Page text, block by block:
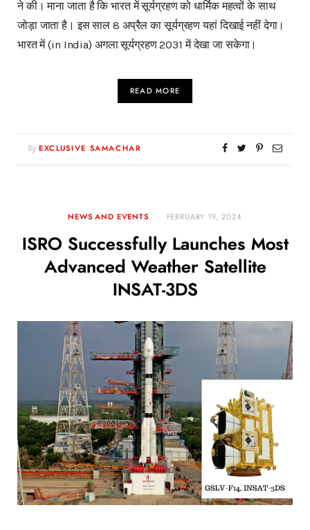
ने की। माना जाता है कि भारत में सूर्यग्रहण को धार्मिक महत्वों के साथ
जोड़ा जाता है। इस साल 8 अप्रैल का सूर्यग्रहण यहां दिखाई नहीं देगा।
भारत में (in India) अगला सूर्यग्रहण 2031 में देखा जा सकेगा।
READ MORE
By EXCLUSIVE SAMACHAR
NEWS AND EVENTS FEBRUARY 19, 2024
ISRO Successfully Launches Most
Advanced Weather Satellite
INSAT-3DS